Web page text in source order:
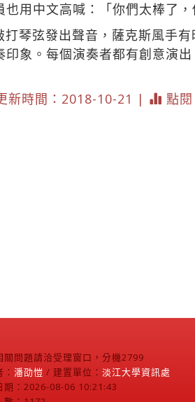
用中文高喊：「你們太棒了，
琴弦發出聲音，薩克斯風手
象。每個演奏者都有創意演
新時間：2018-10-21 | 點
關問題請洽受理窗口，分機2799
潘劭愷 / 建置單位： 淡江大學資訊處
期：2026-08-06 10:21:43